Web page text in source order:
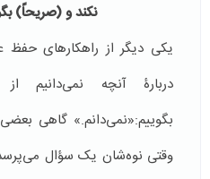
نکند و (صريحاً)
یکی دیگر از راهکارهای
دربارۀ آنچه نمی‌دانیم
بگوییم:«نمی‌دانم.» گاهی
وقتی نوه‌شان یک سؤال